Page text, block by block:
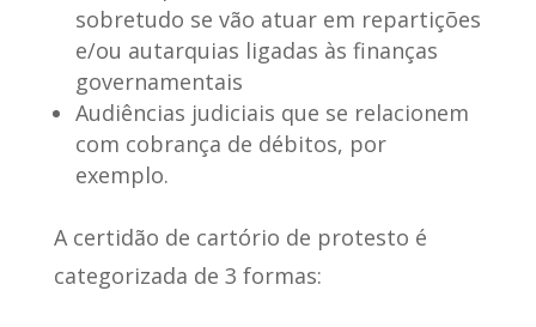
sobretudo se vão atuar em repartições
e/ou autarquias ligadas às finanças
governamentais
Audiências judiciais que se relacionem
com cobrança de débitos, por
exemplo.
A certidão de cartório de protesto é
categorizada de 3 formas: